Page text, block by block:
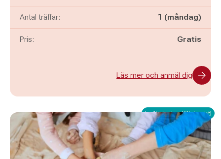
Antal träffar: 1 (måndag)
Pris: Gratis
Läs mer och anmäl dig
Fullbokad - ställ dig i kö